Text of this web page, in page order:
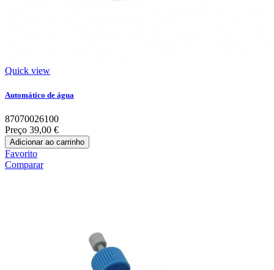
Quick view
Automático de água
87070026100
Preço 39,00 €
Adicionar ao carrinho
Favorito
Comparar